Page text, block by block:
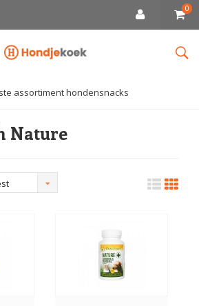
0
assortiment hondensnacks
Nature